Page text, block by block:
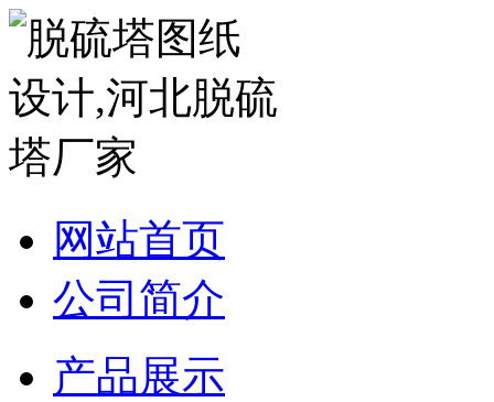
网站首页
公司简介
产品展示